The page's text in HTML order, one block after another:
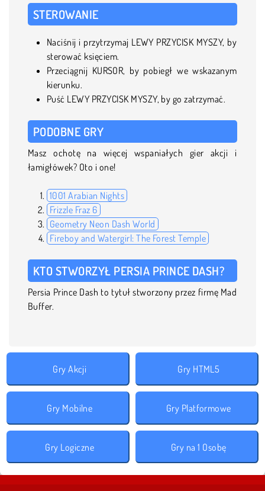
STEROWANIE
Naciśnij i przytrzymaj LEWY PRZYCISK MYSZY, by
sterować księciem.
Przeciągnij KURSOR, by pobiegł we wskazanym
kierunku.
Puść LEWY PRZYCISK MYSZY, by go zatrzymać.
PODOBNE GRY
Masz ochotę na więcej wspaniałych gier akcji i
łamigłówek? Oto i one!
1001 Arabian Nights
Frizzle Fraz 6
Geometry Neon Dash World
Fireboy and Watergirl: The Forest Temple
KTO STWORZYŁ PERSIA PRINCE DASH?
Persia Prince Dash to tytuł stworzony przez firmę Mad
Buffer.
Gry Akcji Gry HTML5
Gry Mobilne Gry Platformowe
Gry Logiczne Gry na 1 Osobę